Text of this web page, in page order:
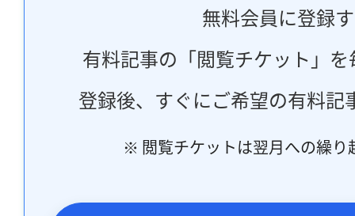
無料会員に登録
有料記事の「閲覧チケット」
登録後、すぐにご希望の有料記
※ 閲覧チケットは翌月への繰り